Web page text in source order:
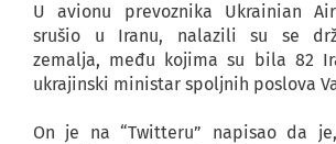
U avionu prevoznika Ukrainian
srušio u Iranu, nalazili su se
zemalja, među kojima su bila 82
ukrajinski ministar spoljnih poslova
On je na “Twitteru” napisao da